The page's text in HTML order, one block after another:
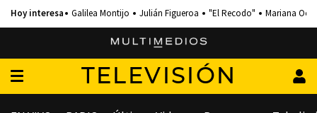
Galilea Montijo Julián Figueroa "El Recodo" Mariana
TELEVISIÓN